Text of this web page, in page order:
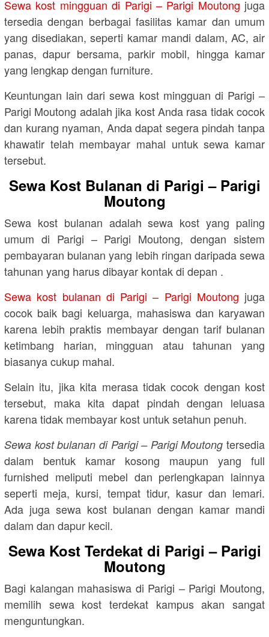
Sewa kost mingguan di Parigi – Parigi Moutong juga
tersedia dengan berbagai fasilitas kamar dan umum
yang disediakan, seperti kamar mandi dalam, AC, air
panas, dapur bersama, parkir mobil, hingga kamar
yang lengkap dengan furniture.
Keuntungan lain dari sewa kost mingguan di Parigi –
Parigi Moutong adalah jika kost Anda rasa tidak cocok
dan kurang nyaman, Anda dapat segera pindah tanpa
khawatir telah membayar mahal untuk sewa kamar
tersebut.
Sewa Kost Bulanan di Parigi – Parigi
Moutong
Sewa kost bulanan adalah sewa kost yang paling
umum di Parigi – Parigi Moutong, dengan sistem
pembayaran bulanan yang lebih ringan daripada sewa
tahunan yang harus dibayar kontak di depan .
Sewa kost bulanan di Parigi – Parigi Moutong juga
cocok baik bagi keluarga, mahasiswa dan karyawan
karena lebih praktis membayar dengan tarif bulanan
ketimbang harian, mingguan atau tahunan yang
biasanya cukup mahal.
Selain itu, jika kita merasa tidak cocok dengan kost
tersebut, maka kita dapat pindah dengan leluasa
karena tidak membayar kost untuk setahun penuh.
Sewa kost bulanan di Parigi – Parigi Moutong tersedia
dalam bentuk kamar kosong maupun yang full
furnished meliputi mebel dan perlengkapan lainnya
seperti meja, kursi, tempat tidur, kasur dan lemari.
Ada juga sewa kost bulanan dengan kamar mandi
dalam dan dapur kecil.
Sewa Kost Terdekat di Parigi – Parigi
Moutong
Bagi kalangan mahasiswa di Parigi – Parigi Moutong,
memilih sewa kost terdekat kampus akan sangat
menguntungkan.